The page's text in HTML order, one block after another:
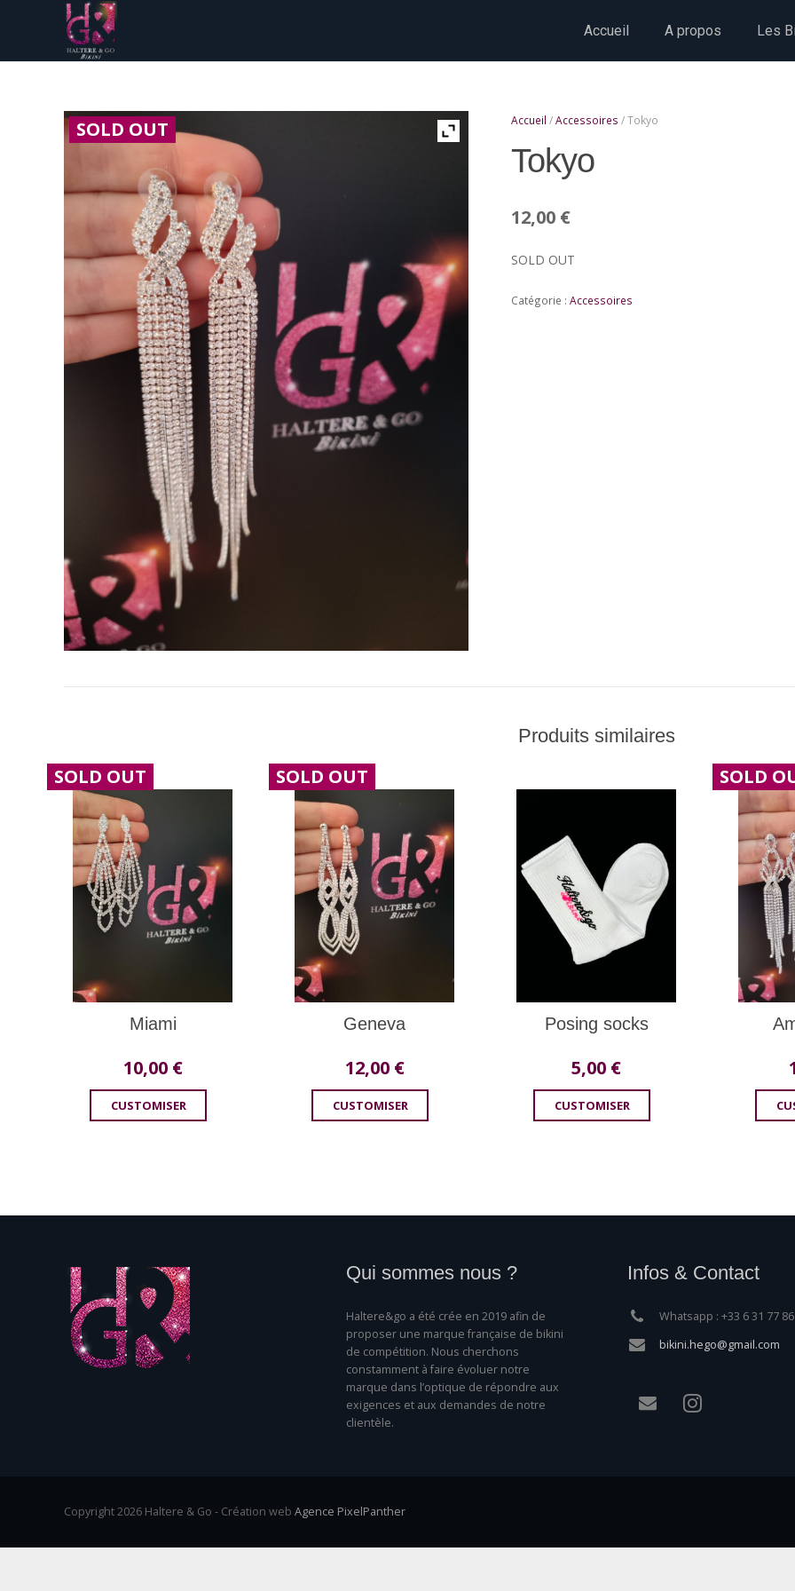
Accueil A propos Les
SOLD OUT Accueil /Accessoires / Tokyo
Tokyo
12,00 €
SOLD OUT
Catégorie : Accessoires
Produits similaires
SOLD OUT
Miami
10,00 €
CUSTOMISER
SOLD OUT
Geneva
12,00 €
CUSTOMISER
Posing socks
5,00 €
CUSTOMISER
SOLD
Qui sommes nous ?
Haltere&go a été crée en 2019 afin de
proposer une marque française de bikini
de compétition. Nous cherchons
constamment à faire évoluer notre
marque dans l’optique de répondre aux
exigences et aux demandes de notre
clientèle.
Infos & Contact
Whatsapp : +33 6 31 77
bikini.hego@gmail.com
Copyright 2026 Haltere & Go - Création web Agence PixelPanther